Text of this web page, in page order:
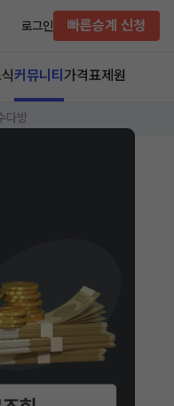
로그인 빠른승계 신청
커뮤니티 가격표제원
다방